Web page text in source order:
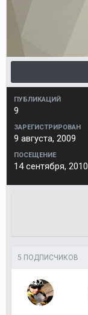
ПУБЛИКАЦИЙ
9
ЗАРЕГИСТРИРОВАН
9 августа, 2009
ПОСЕЩЕНИЕ
14 сентября, 2010
5 ПОДПИСЧИКОВ